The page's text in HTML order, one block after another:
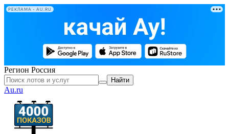
РЕКЛАМА • AU.RU
Регион Россия
Найти
Au.ru